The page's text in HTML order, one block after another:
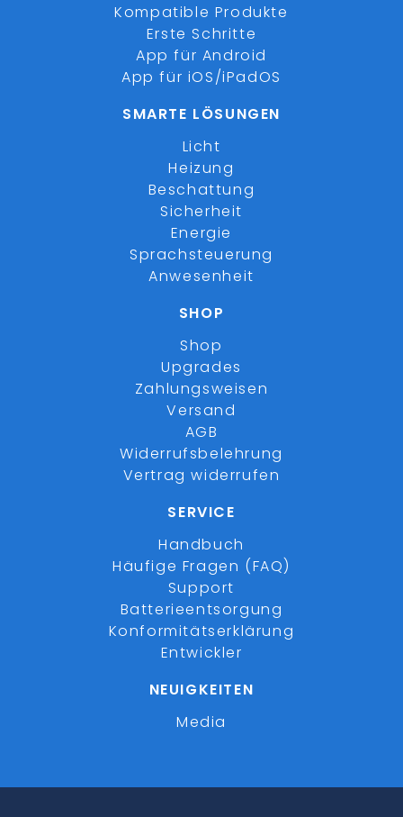
Kompatible Produkte
Erste Schritte
App für Android
App für iOS/iPadOS
SMARTE LÖSUNGEN
Licht
Heizung
Beschattung
Sicherheit
Energie
Sprachsteuerung
Anwesenheit
SHOP
Shop
Upgrades
Zahlungsweisen
Versand
AGB
Widerrufsbelehrung
Vertrag widerrufen
SERVICE
Handbuch
Häufige Fragen (FAQ)
Support
Batterieentsorgung
Konformitätserklärung
Entwickler
NEUIGKEITEN
Media